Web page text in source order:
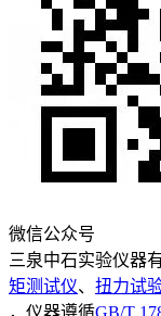
微信公众号
三泉中石实验仪器
矩测试仪、 扭力试
，仪器遵循GB/T